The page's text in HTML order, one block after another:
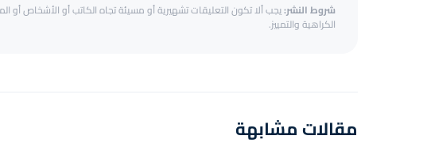
شروط النشر:يجب ألا تكون التعليقات تشهيرية أو مسيئة تجاه الكاتب أو الأشخاص أو
الكراهية والتمييز.
مقالات مشابهة